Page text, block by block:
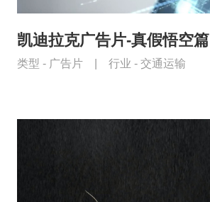
凯迪拉克广告片-真假悟空篇
类型 - 广告片 行业 - 交通运输